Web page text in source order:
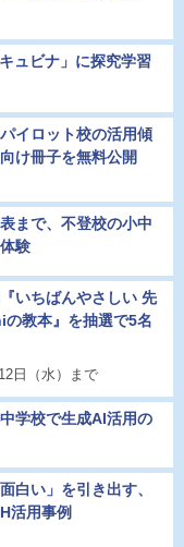
ュビナ」に探究学習
イロット校の活用傾
け冊子を無料公開
まで、不登校の小中
験
いちばんやさしい 先
教本』を抽選で5名
日（水）まで
学校で生成AI活用の
白い」を引き出す、
活用事例